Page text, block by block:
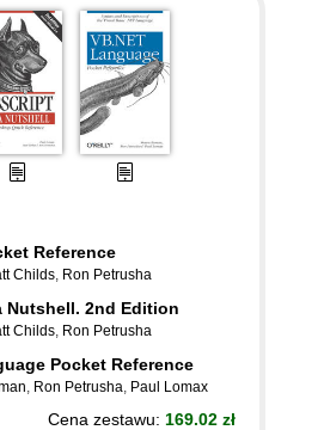
Reference
Childs, Ron Petrusha
Nutshell. 2nd Edition
Childs, Ron Petrusha
Pocket Reference
, Ron Petrusha, Paul Lomax
Cena zestawu: 169.02 zł